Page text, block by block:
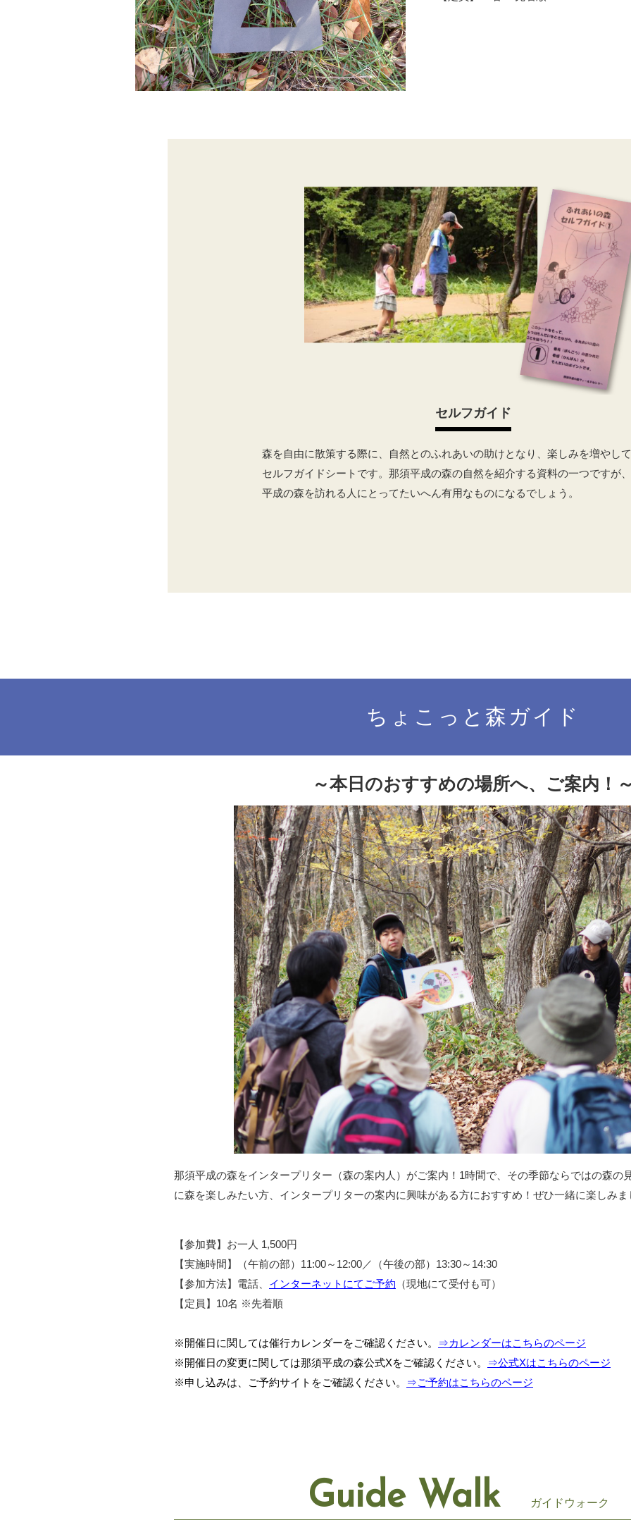
セルフガイド
森を自由に散策する際に、自然とのふれあいの助けとなり、楽しみを増やし
セルフガイドシートです。那須平成の森の自然を紹介する資料の一つですが
平成の森を訪れる人にとってたいへん有用なものになるでしょう。
ちょこっと森ガイド
～本日のおすすめの場所へ、ご案内！
那須平成の森をインタープリター（森の案内人）がご案内！1時間で、その季節ならではの森の
に森を楽しみたい方、インタープリターの案内に興味がある方におすすめ！ぜひ一緒に楽しみま
【参加費】お一人 1,500円
【実施時間】（午前の部）11:00～12:00／（午後の部）13:30～14:30
【参加方法】電話、 インターネットにてご予約 （現地にて受付も可）
【定員】10名 ※先着順
※開催日に関しては催行カレンダーをご確認ください。
⇒カレンダーはこちらのページ
※開催日の変更に関しては那須平成の森公式Xをご確認ください。
⇒公式Xはこちらのページ
※申し込みは、ご予約サイトをご確認ください。
⇒ご予約はこちらのページ
Guide Walk ガイドウォーク